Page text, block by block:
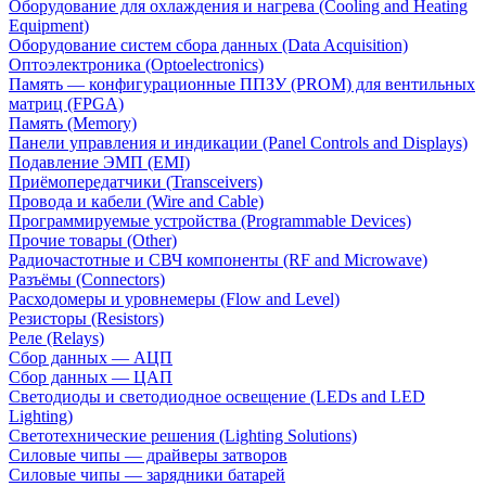
Оборудование для охлаждения и нагрева (Cooling and Heating
Equipment)
Оборудование систем сбора данных (Data Acquisition)
Оптоэлектроника (Optoelectronics)
Память — конфигурационные ППЗУ (PROM) для вентильных
матриц (FPGA)
Память (Memory)
Панели управления и индикации (Panel Controls and Displays)
Подавление ЭМП (EMI)
Приёмопередатчики (Transceivers)
Провода и кабели (Wire and Cable)
Программируемые устройства (Programmable Devices)
Прочие товары (Other)
Радиочастотные и СВЧ компоненты (RF and Microwave)
Разъёмы (Connectors)
Расходомеры и уровнемеры (Flow and Level)
Резисторы (Resistors)
Реле (Relays)
Сбор данных — АЦП
Сбор данных — ЦАП
Светодиоды и светодиодное освещение (LEDs and LED
Lighting)
Светотехнические решения (Lighting Solutions)
Силовые чипы — драйверы затворов
Силовые чипы — зарядники батарей